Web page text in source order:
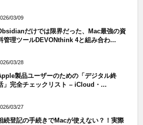
03/09
だけでは限界だった、Mac最強の資
管理ツールDEVONthink 4と組み合わ...
03/28
製品ユーザーのための「デジタル終
」完全チェックリスト – iCloud・...
03/27
続登記の手続きでMacが使えない？！実際